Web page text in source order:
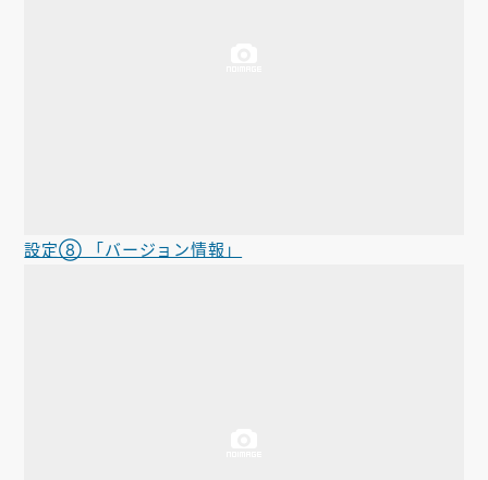
設定⑧ 「バージョン情報」